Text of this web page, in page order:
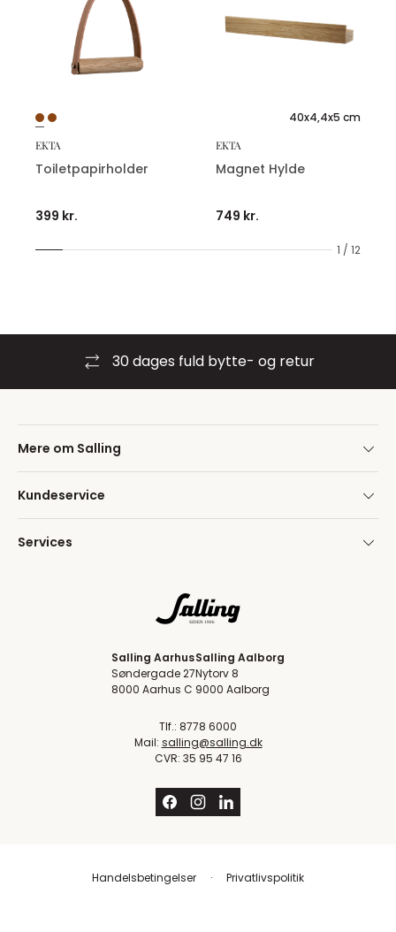
1 / 12
EKTA
Toiletpapirholder
399 kr.
40x4,4x5 cm
EKTA
Magnet Hylde
749 kr.
30 dages fuld bytte- og retur
Mere om Salling
Kundeservice
Services
Salling Aarhus
Søndergade 27
8000 Aarhus C
Salling Aalborg
Nytorv 8
9000 Aalborg
Tlf.: 8778 6000
Mail: salling@salling.dk
CVR: 35 95 47 16
Handelsbetingelser Privatlivspolitik